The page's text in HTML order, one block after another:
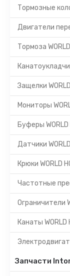
Тормозные
Двигатели
Тормоза
Защелки
Мониторы
Буферы WORLD
Датчики
Крюки WORLD
Частотные
Ограничители
Канаты WORLD
Запчасти